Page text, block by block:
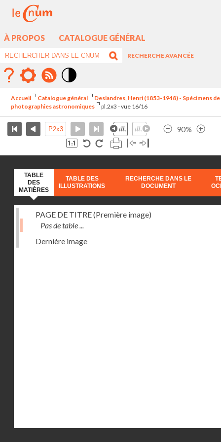
À PROPOS CATALOGUE GÉNÉRAL
RECHERCHE AVANCÉE
élévé
Accueil Catalogue général
Deslandres, Henri (1853-1948) - Spécimens de
photographies astronomiques
pl.2x3 - vue 16/16
90%
TABLE
DES
MATIÈRES
TABLE DES
ILLUSTRATIONS
RECHERCHE DANS LE
DOCUMENT
PAGE DE TITRE (Première image)
Pas de table ...
Dernière image